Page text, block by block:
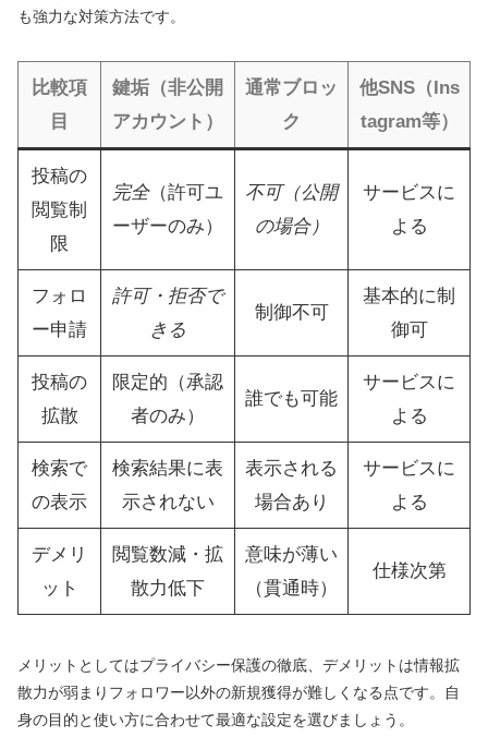
も強力な対策方法です。
比較項
目
鍵垢（非公開
アカウント）
通常ブロッ
ク
他SNS（Ins
tagram等）
投稿の
閲覧制
限
完全（許可ユ
ーザーのみ）
不可（公開
の場合）
サービスに
よる
フォロ
ー申請
許可・拒否で
きる
制御不可
基本的に制
御可
投稿の
拡散
限定的（承認
者のみ）
誰でも可能
サービスに
よる
検索で
の表示
検索結果に表
示されない
表示される
場合あり
サービスに
よる
デメリ
ット
閲覧数減・拡
散力低下
意味が薄い
（貫通時）
仕様次第
メリットとしてはプライバシー保護の徹底、デメリットは情報拡
散力が弱まりフォロワー以外の新規獲得が難しくなる点です。自
身の目的と使い方に合わせて最適な設定を選びましょう。